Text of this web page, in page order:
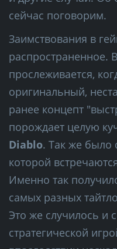
сейчас поговорим.
Заимствования в
распространенное.
прослеживается,
оригинальный,
ранее концепт
порождает целую
Diablo. Так же было
которой
Именно так
самых разных
Это же случилось и
стратегической